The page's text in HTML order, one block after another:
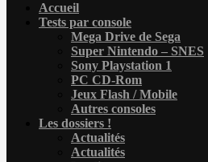
Accueil
Tests par console
Mega Drive de Sega
Super Nintendo – SNES
Sony Playstation 1
PC CD-Rom
Jeux Flash / Mobile
Autres consoles
Les dossiers !
Actualités
Actualités